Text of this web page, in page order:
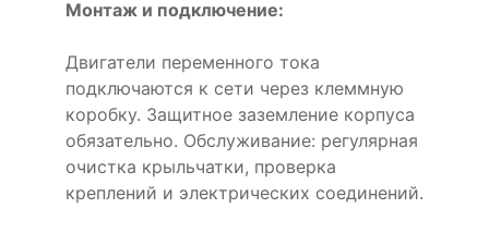
Монтаж и подключение:
Двигатели переменного тока
подключаются к сети через клеммную
коробку. Защитное заземление корпуса
обязательно. Обслуживание: регулярная
очистка крыльчатки, проверка
креплений и электрических соединений.